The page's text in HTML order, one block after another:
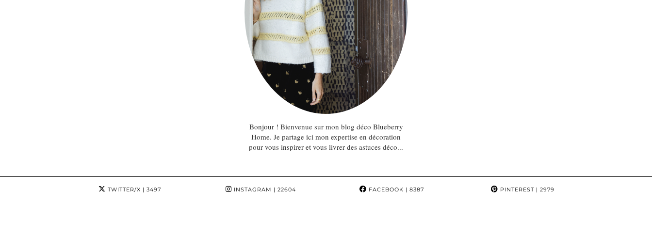
Bonjour ! Bienvenue sur mon blog déco Blueberry
Home. Je partage ici mon expertise en décoration
pour vous inspirer et vous livrer des astuces déco...
TWITTER/X | 3497 INSTAGRAM | 22604 FACEBOOK | 8387 PINTEREST| 2979